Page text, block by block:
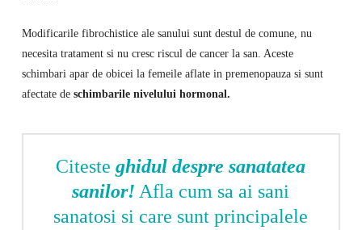
Modificarile fibrochistice ale sanului sunt destul de comune, nu
necesita tratament si nu cresc riscul de cancer la san. Aceste
schimbari apar de obicei la femeile aflate in premenopauza si sunt
afectate deschimbarile nivelului hormonal.
Citesteghidul despre sanatatea
sanilor! Afla cum sa ai sani
sanatosi si care sunt principalele